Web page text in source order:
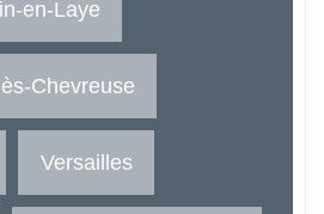
en-Laye
Chevreuse
Versailles